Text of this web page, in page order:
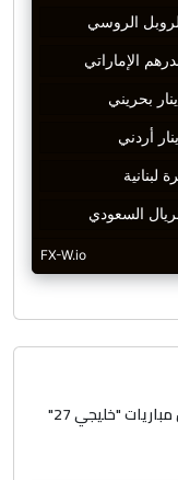
الاتحاد الخليجي يعلن جدول مباريات "خليجي 27"